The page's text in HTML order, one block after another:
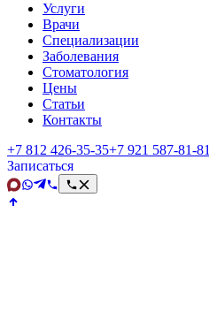
Услуги
Врачи
Специализации
Заболевания
Стоматология
Цены
Статьи
Контакты
+7 812 426‑35‑35+7 921 587‑81‑81
Записаться